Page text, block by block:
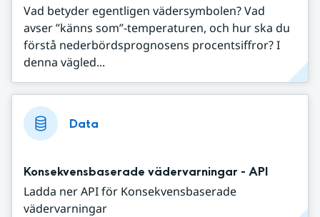
Vad betyder egentligen vädersymbolen? Vad
avser ”känns som”-temperaturen, och hur ska du
förstå nederbördsprognosens procentsiffror? I
denna vägled...
Data
Konsekvensbaserade vädervarningar - API
Ladda ner API för Konsekvensbaserade
vädervarningar